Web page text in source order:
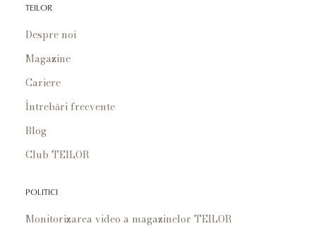
TEILOR
Despre noi
Magazine
Cariere
Întrebări frecvente
Blog
Club TEILOR
POLITICI
Monitorizarea video a magazinelor TEILOR